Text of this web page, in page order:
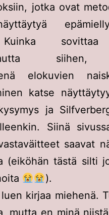
jotka ovat
elokuvien
katse
ja
Siinä
saavat
(eiköhän tästä silti
).
kirjaa miehenä.
mutta en minä